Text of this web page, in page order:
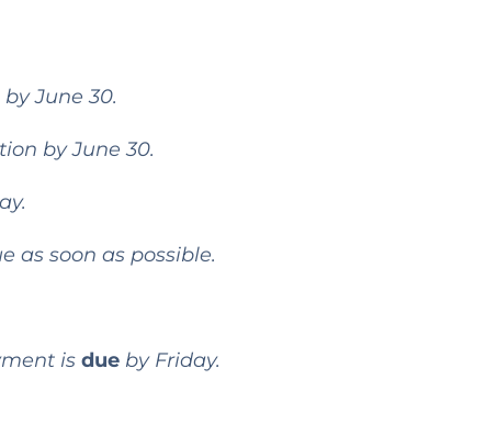
June 30.
by June 30.
as soon as possible.
is due by Friday.